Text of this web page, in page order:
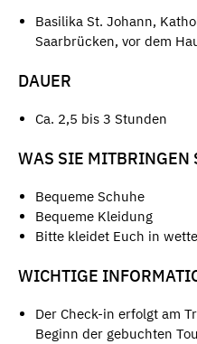
Basilika St. Johann,
Saarbrücken, vor dem
DAUER
Ca. 2,5 bis 3 Stunden
WAS SIE MITBRINGEN
Bequeme Schuhe
Bequeme Kleidung
Bitte kleidet Euch in
WICHTIGE
Der Check-in erfolgt am
Beginn der gebuchten